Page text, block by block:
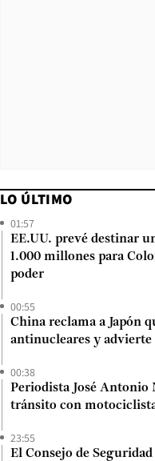
LO ÚLTIMO
01:57
EE.UU. prevé destinar
1.000 millones para
poder
00:55
China reclama a Japón
antinucleares y advierte
00:38
Periodista José Antonio
tránsito con
23:55
El Consejo de